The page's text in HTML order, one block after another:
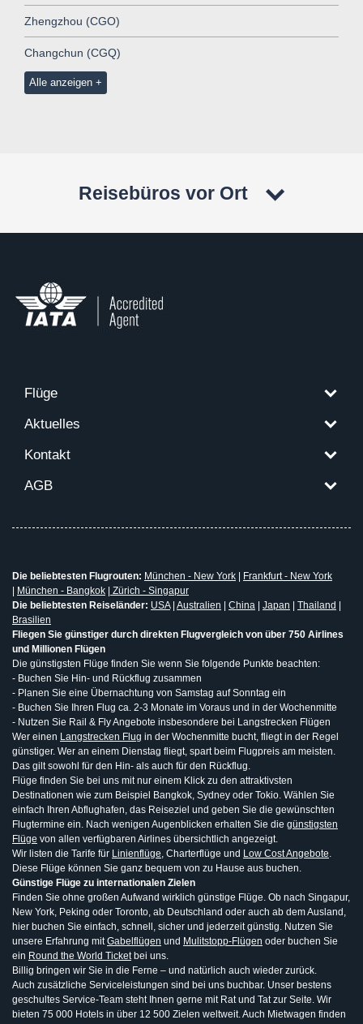
Zhengzhou (CGO)
Changchun (CGQ)
Alle anzeigen
Reisebüros vor Ort
Flüge
Aktuelles
Kontakt
AGB
Die beliebtesten Flugrouten: München - New York
Frankfurt - New York
München - Bangkok
Zürich - Singapur
Die beliebtesten Reiseländer: USA| Australien China Japan Thailand
Brasilien
Fliegen Sie günstiger durch direkten Flugvergleich von über 750 Airlines
und Millionen Flügen
Die günstigsten Flüge finden Sie wenn Sie folgende Punkte beachten:
- Buchen Sie Hin- und Rückflug zusammen
- Planen Sie eine Übernachtung von Samstag auf Sonntag ein
- Buchen Sie Ihren Flug ca. 2-3 Monate im Voraus und in der Wochenmitte
- Nutzen Sie Rail & Fly Angebote insbesondere bei Langstrecken Flügen
Wer einen Langstrecken Flug in der Wochenmitte bucht, fliegt in der Regel
günstiger. Wer an einem Dienstag fliegt, spart beim Flugpreis am meisten.
Das gilt sowohl für den Hin- als auch für den Rückflug.
Flüge finden Sie bei uns mit nur einem Klick zu den attraktivsten
Destinationen wie zum Beispiel Bangkok, Sydney oder Tokio. Wählen Sie
einfach Ihren Abflughafen, das Reiseziel und geben Sie die gewünschten
Flugtermine ein. Nach wenigen Augenblicken erhalten Sie die günstigsten
Flüge von allen verfügbaren Airlines übersichtlich angezeigt.
Wir listen die Tarife für Linienflüge, Charterflüge und Low Cost Angebote.
Diese Flüge können Sie ganz bequem von zu Hause aus buchen.
Günstige Flüge zu internationalen Zielen
Finden Sie ohne großen Aufwand wirklich günstige Flüge. Ob nach Singapur,
New York, Peking oder Toronto, ab Deutschland oder auch ab dem Ausland,
hier buchen Sie einfach, schnell, sicher und jederzeit günstig. Nutzen Sie
unsere Erfahrung mitGabelflügen und Mulitstopp-Flügen oder buchen Sie
ein Round the World Ticketbei uns.
Billig bringen wir Sie in die Ferne – und natürlich auch wieder zurück.
Auch zusätzliche Serviceleistungen sind bei uns buchbar. Unser bestens
geschultes Service-Team steht Ihnen gerne mit Rat und Tat zur Seite. Wir
bieten 75 000 Hotels in über 12 500 Zielen weltweit. Auch Mietwagen finden